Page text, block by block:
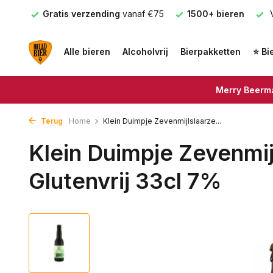
Gratis verzending vanaf €75 1500+ bieren
Alle bieren Alcoholvrij Bierpakketten ⭐
Merry
Terug Home Klein Duimpje Zevenmijlslaarze...
Klein Duimpje
Glutenvrij 33cl 7%